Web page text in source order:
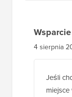
4 sierpnia
Jeśli